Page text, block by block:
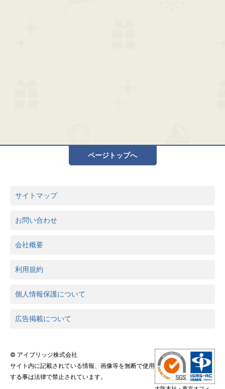
ページトップへ
サイトマップ
お問い合わせ
会社概要
利用規約
個人情報保護について
広告掲載について
© アイブリッジ株式会社
サイト内に記載されている情報、画像等を無断で使用
する事は法律で禁止されています。